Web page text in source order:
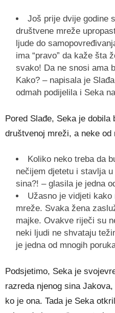
Još prije dvije godine
društvene mreže
ljude do
ima “pravo” da kaže šta
svako! Da ne snosi ama
Kako? – napisala je
odmah podijelila i Seka
Pored Slađe, Seka je dobila
društvenoj mreži, a neke
Koliko neko treba da
nečijem djetetu i stavlja
sina?! – glasila je jedna
Užasno je vidjeti
mreže. Svaka žena
majke. Ovakve riječi su
neki ljudi ne shvataju
je jedna od mnogih
Podsjetimo, Seka je
razreda njenog sina
ko je ona. Tada je Seka